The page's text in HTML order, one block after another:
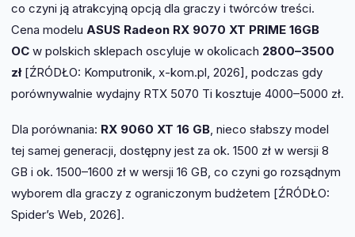
co czyni ją atrakcyjną opcją dla graczy i twórców treści.
Cena modelu ASUS Radeon RX 9070 XT PRIME 16GB
OC w polskich sklepach oscyluje w okolicach 2800–3500
zł[ŹRÓDŁO: Komputronik, x-kom.pl, 2026], podczas gdy
porównywalnie wydajny RTX 5070 Ti kosztuje 4000–5000 zł.
Dla porównania: RX 9060 XT 16 GB, nieco słabszy model
tej samej generacji, dostępny jest za ok. 1500 zł w wersji 8
GB i ok. 1500–1600 zł w wersji 16 GB, co czyni go rozsądnym
wyborem dla graczy z ograniczonym budżetem [ŹRÓDŁO:
Spider’s Web, 2026].